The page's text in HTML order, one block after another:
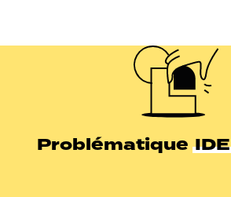
Problématique